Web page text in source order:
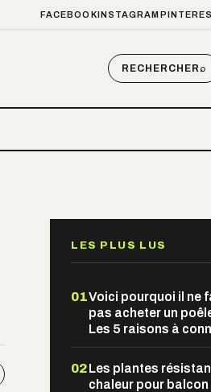
FACEBOOKINSTAGRAM
RECHERCHER⌕
LES PLUS LUS
01Voici pourquoi il ne
pas acheter un
Les 5 raisons à
02Les plantes
chaleur pour balcon